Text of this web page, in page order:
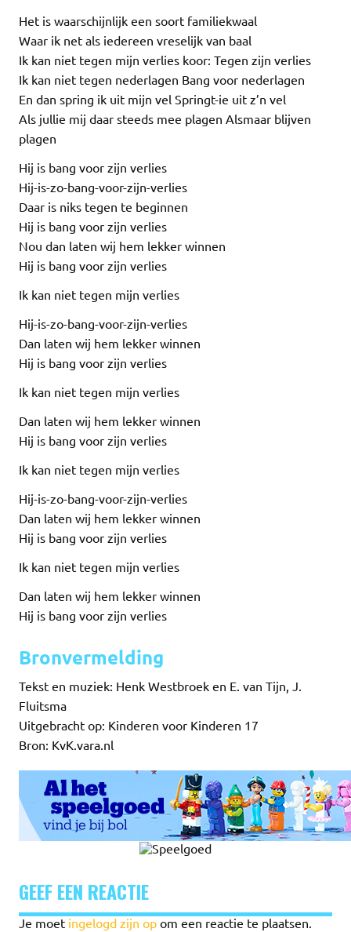
Het is waarschijnlijk een soort familiekwaal
Waar ik net als iedereen vreselijk van baal
Ik kan niet tegen mijn verlies koor: Tegen zijn verlies
Ik kan niet tegen nederlagen Bang voor nederlagen
En dan spring ik uit mijn vel Springt-ie uit z’n vel
Als jullie mij daar steeds mee plagen Alsmaar blijven
plagen
Hij is bang voor zijn verlies
Hij-is-zo-bang-voor-zijn-verlies
Daar is niks tegen te beginnen
Hij is bang voor zijn verlies
Nou dan laten wij hem lekker winnen
Hij is bang voor zijn verlies
Ik kan niet tegen mijn verlies
Hij-is-zo-bang-voor-zijn-verlies
Dan laten wij hem lekker winnen
Hij is bang voor zijn verlies
Ik kan niet tegen mijn verlies
Dan laten wij hem lekker winnen
Hij is bang voor zijn verlies
Ik kan niet tegen mijn verlies
Hij-is-zo-bang-voor-zijn-verlies
Dan laten wij hem lekker winnen
Hij is bang voor zijn verlies
Ik kan niet tegen mijn verlies
Dan laten wij hem lekker winnen
Hij is bang voor zijn verlies
Bronvermelding
Tekst en muziek: Henk Westbroek en E. van Tijn, J.
Fluitsma
Uitgebracht op: Kinderen voor Kinderen 17
Bron: KvK.vara.nl
GEEF EEN REACTIE
Je moet ingelogd zijn op om een reactie te plaatsen.